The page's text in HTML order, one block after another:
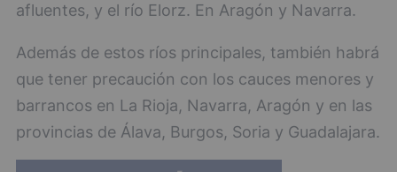
afluentes, y el río Elorz. En Aragón y Navarra.
Además de estos ríos principales, también habrá
que tener precaución con los cauces menores y
barrancos en La Rioja, Navarra, Aragón y en las
provincias de Álava, Burgos, Soria y Guadalajara.